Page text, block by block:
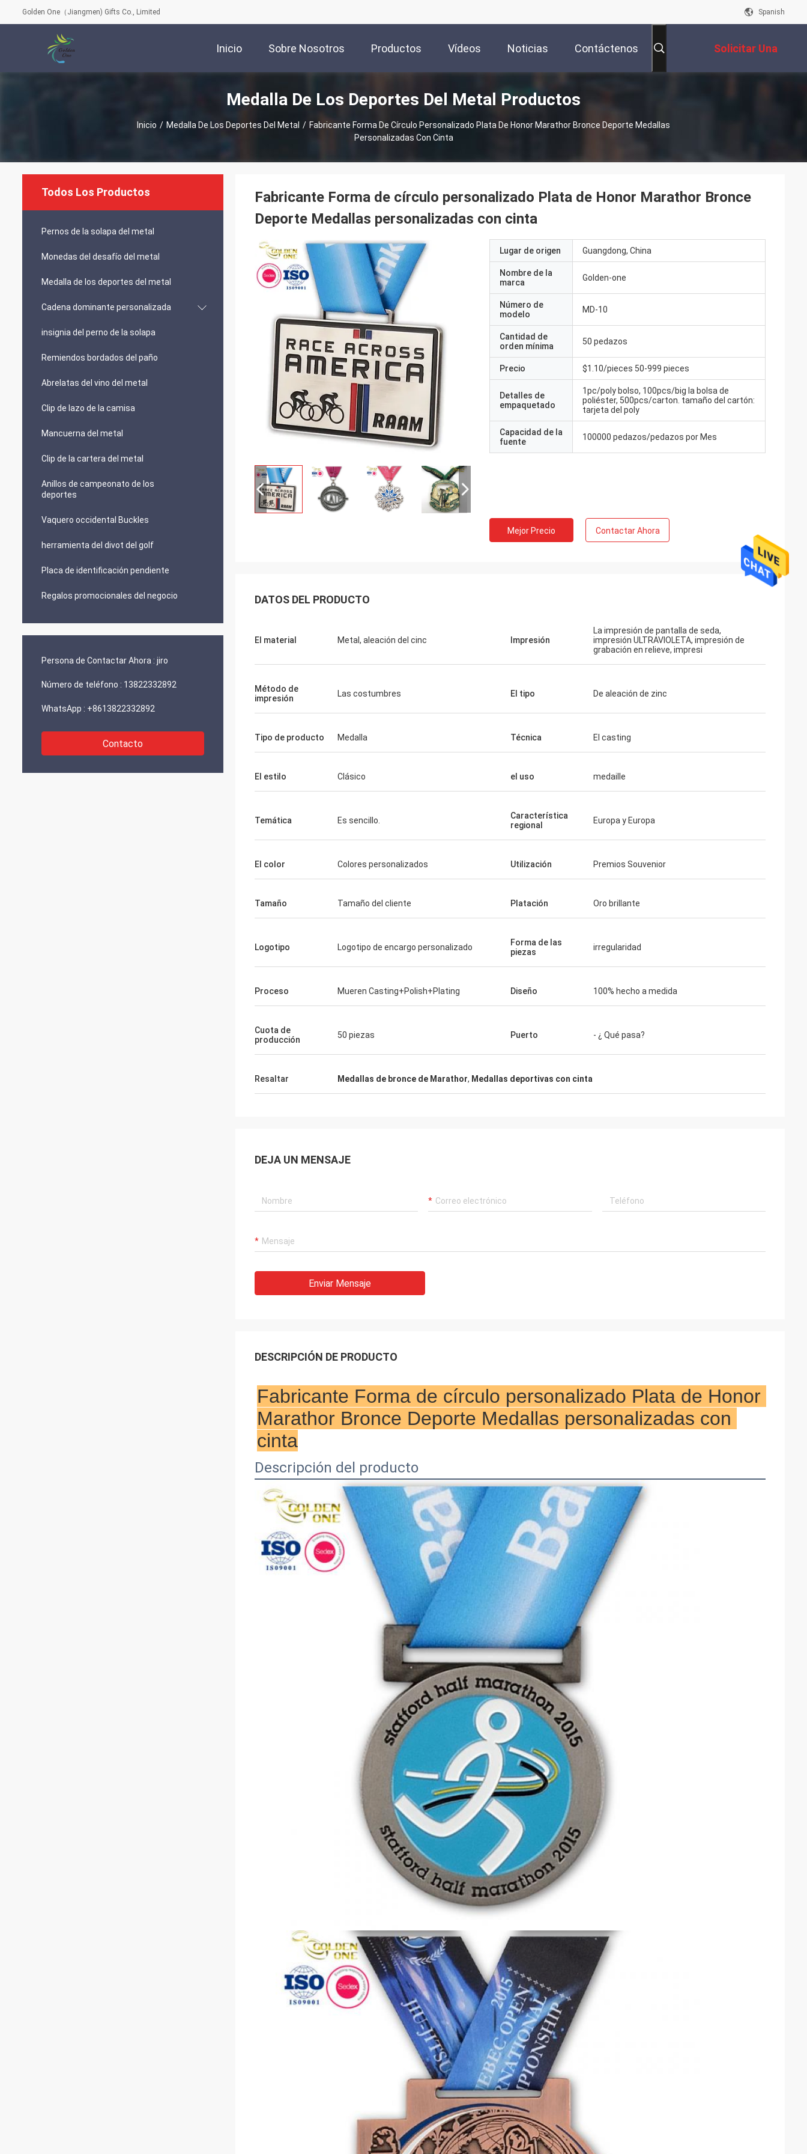
Golden One（Jiangmen) Gifts Co., Limited Spanish
Inicio Sobre Nosotros Productos Vídeos Noticias Contáctenos Solicitar Una
Cotización
Medalla De Los Deportes Del Metal Productos
Inicio / Medalla De Los Deportes Del Metal / Fabricante Forma De Círculo Personalizado Plata De Honor Marathor Bronce Deporte Medallas
Personalizadas Con Cinta
Todos Los Productos
Pernos de la solapa del metal
Monedas del desafío del metal
Medalla de los deportes del metal
Cadena dominante personalizada
insignia del perno de la solapa
Remiendos bordados del paño
Abrelatas del vino del metal
Clip de lazo de la camisa
Mancuerna del metal
Clip de la cartera del metal
Anillos de campeonato de los
deportes
Vaquero occidental Buckles
herramienta del divot del golf
Placa de identificación pendiente
Regalos promocionales del negocio
Persona de Contactar Ahora : jiro
Número de teléfono : 13822332892
WhatsApp : +8613822332892
Contacto
Fabricante Forma de círculo personalizado Plata de Honor Marathor Bronce
Deporte Medallas personalizadas con cinta
Lugar de origen Guangdong, China
Nombre de la
marca
Golden-one
Número de
modelo
MD-10
Cantidad de
orden mínima
50 pedazos
Precio $1.10/pieces 50-999 pieces
Detalles de
empaquetado
1pc/poly bolso, 100pcs/big la bolsa de
poliéster, 500pcs/carton. tamaño del cartón:
tarjeta del poly
Capacidad de la
fuente
100000 pedazos/pedazos por Mes
Mejor Precio Contactar Ahora
DATOS DEL PRODUCTO
El material Metal, aleación del cinc Impresión
La impresión de pantalla de seda,
impresión ULTRAVIOLETA, impresión de
grabación en relieve, impresi
Método de
impresión
Las costumbres El tipo De aleación de zinc
Tipo de producto Medalla Técnica El casting
El estilo Clásico el uso medaille
Temática Es sencillo.
Característica
regional
Europa y Europa
El color Colores personalizados Utilización Premios Souvenior
Tamaño Tamaño del cliente Platación Oro brillante
Logotipo Logotipo de encargo personalizado
Forma de las
piezas
irregularidad
Proceso Mueren Casting+Polish+Plating Diseño 100% hecho a medida
Cuota de
producción
50 piezas Puerto - ¿ Qué pasa?
Resaltar Medallas de bronce de Marathor, Medallas deportivas con cinta
DEJA UN MENSAJE
Enviar Mensaje
DESCRIPCIÓN DE PRODUCTO
Fabricante Forma de círculo personalizado Plata de Honor
Marathor Bronce Deporte Medallas personalizadas con
cinta
Descripción del producto